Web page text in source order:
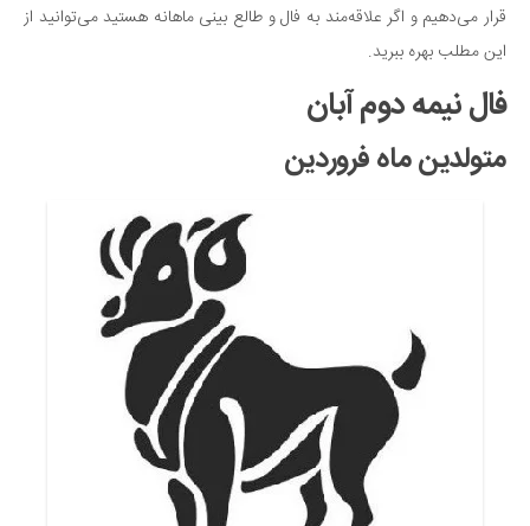
بیماری و درمان
کودک و مادر
ورزش و تندرستی
مراکز پزشکی و دارویی
موسیقی
چهره‌ها
عکاسی و هنرهای تجسمی
کتاب و کتاب‌خوانی
قرار می‌دهیم و اگر علاقه‌مند به فال و طالع بینی ماهانه هستید می‌توانید از
این مطلب بهره ببرید.
فال نیمه دوم آبان
متولدین ماه فروردین